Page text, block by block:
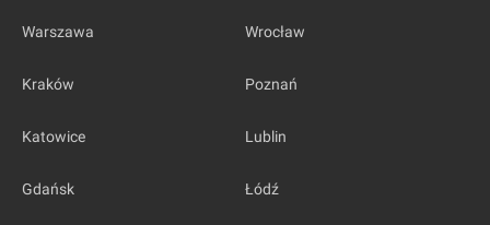
Warszawa Wrocław
Kraków Poznań
Katowice Lublin
Gdańsk Łódź